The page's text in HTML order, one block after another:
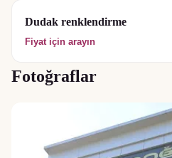
Dudak renklendirme
Fiyat için arayın
Fotoğraflar